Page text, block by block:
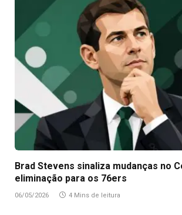
Brad Stevens sinaliza mudanças no
eliminação para os 76ers
06/05/2026 4 Mins de leitura